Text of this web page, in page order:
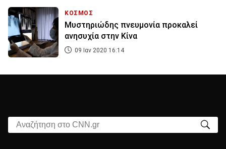
ΚΟΣΜΟΣ
Μυστηριώδης πνευμονία προκαλεί
ανησυχία στην Κίνα
09 Ιαν 2020 16:14
Αναζήτηση στο CNN.gr